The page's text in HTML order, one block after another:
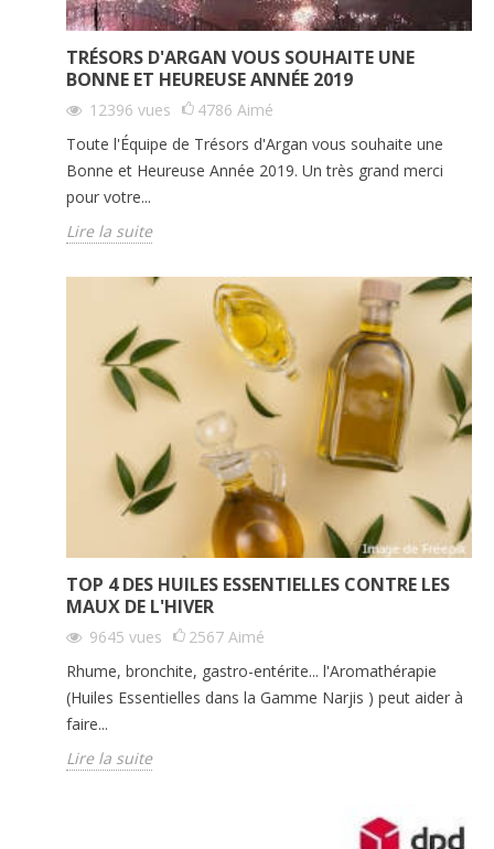
TRÉSORS D'ARGAN VOUS SOUHAITE UNE
BONNE ET HEUREUSE ANNÉE 2019
12396 vues 4786 Aimé
Toute l'Équipe de Trésors d'Argan vous souhaite une
Bonne et Heureuse Année 2019. Un très grand merci
pour votre...
Lire la suite
TOP 4 DES HUILES ESSENTIELLES CONTRE LES
MAUX DE L'HIVER
9645 vues 2567 Aimé
Rhume, bronchite, gastro-entérite... l'Aromathérapie
(Huiles Essentielles dans la Gamme Narjis ) peut aider à
faire...
Lire la suite